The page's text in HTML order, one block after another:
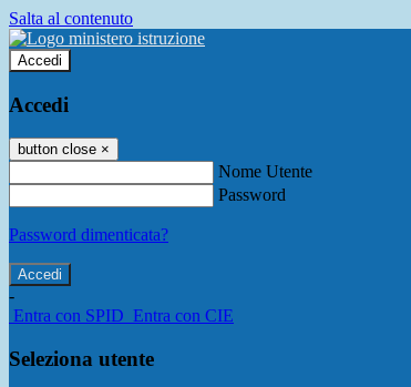
Salta al contenuto
Accedi
Accedi
button close ×
Nome Utente
Password
Password dimenticata?
-
Entra con SPID Entra con CIE
Seleziona utente